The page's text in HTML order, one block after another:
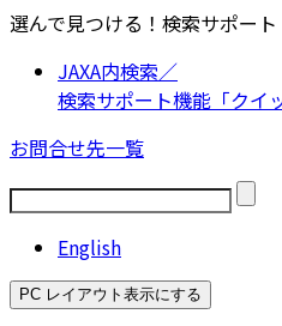
選んで見つける！検索サポート
JAXA内検索／
検索サポート機能「クイ
お問合せ先一覧
English
PC レイアウト表示にする